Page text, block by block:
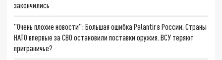
закончились
"Очень плохие новости": Большая ошибка Palantir в России. Страны
НАТО впервые за СВО остановили поставки оружия. ВСУ теряют
приграничье?